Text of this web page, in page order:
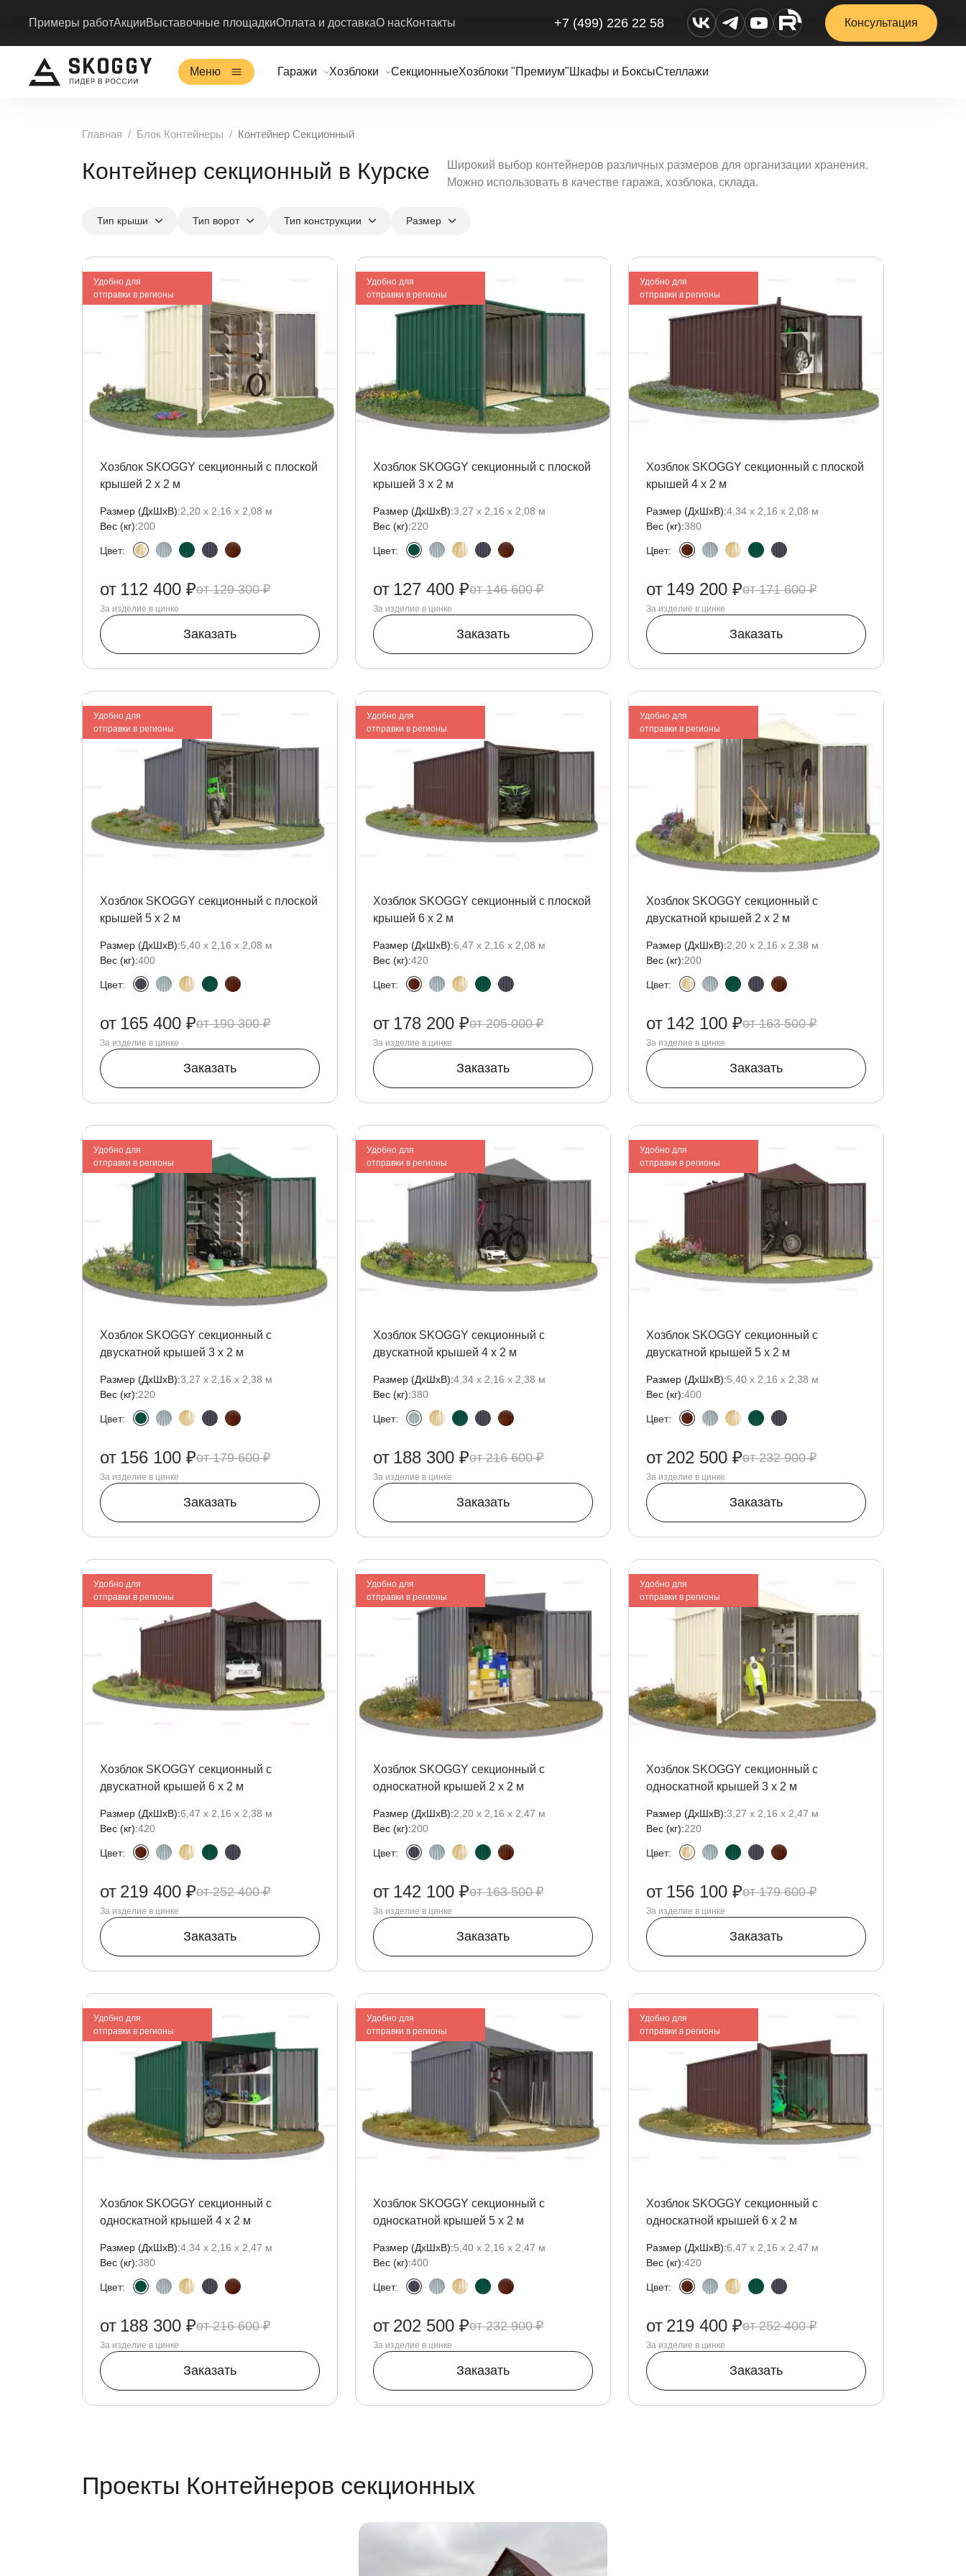
Примеры работАкцииВыставочные площадкиОплата и доставкаО насКонтакты +7 (499) 226 22 58 Консультация
Меню Гаражи Хозблоки СекционныеХозблоки "Премиум" Шкафы и БоксыСтеллажи
Главная Блок Контейнеры Контейнер Секционный
Контейнер секционный в Курске
Широкий выбор контейнеров различных размеров для организации хранения.
Можно использовать в качестве гаража, хозблока, склада.
Тип крыши Тип ворот Тип конструкции Размер
Удобно для
отправки в регионы
Хозблок SKOGGY секционный с плоской
крышей 2 х 2 м
Размер (ДxШxВ):2,20 х 2,16 х 2,08 м
Вес (кг):200
Цвет:
129 300 ₽
от 112 400 ₽
За изделие в цинке
Заказать
Удобно для
отправки в регионы
Хозблок SKOGGY секционный с плоской
крышей 3 х 2 м
Размер (ДxШxВ):3,27 х 2,16 х 2,08 м
Вес (кг):220
Цвет:
146 600 ₽
от 127 400 ₽
За изделие в цинке
Заказать
Удобно для
отправки в регионы
Хозблок SKOGGY секционный с плоской
крышей 4 х 2 м
Размер (ДxШxВ):4,34 х 2,16 х 2,08 м
Вес (кг):380
Цвет:
171 600 ₽
от 149 200 ₽
За изделие в цинке
Заказать
Удобно для
отправки в регионы
Хозблок SKOGGY секционный с плоской
крышей 5 х 2 м
Размер (ДxШxВ):5,40 х 2,16 х 2,08 м
Вес (кг):400
Цвет:
190 300 ₽
от 165 400 ₽
За изделие в цинке
Заказать
Удобно для
отправки в регионы
Хозблок SKOGGY секционный с плоской
крышей 6 х 2 м
Размер (ДxШxВ):6,47 х 2,16 х 2,08 м
Вес (кг):420
Цвет:
205 000 ₽
от 178 200 ₽
За изделие в цинке
Заказать
Удобно для
отправки в регионы
Хозблок SKOGGY секционный с
двускатной крышей 2 х 2 м
Размер (ДxШxВ):2,20 х 2,16 х 2,38 м
Вес (кг):200
Цвет:
163 500 ₽
от 142 100 ₽
За изделие в цинке
Заказать
Удобно для
отправки в регионы
Хозблок SKOGGY секционный с
двускатной крышей 3 х 2 м
Размер (ДxШxВ):3,27 х 2,16 х 2,38 м
Вес (кг):220
Цвет:
179 600 ₽
от 156 100 ₽
За изделие в цинке
Заказать
Удобно для
отправки в регионы
Хозблок SKOGGY секционный с
двускатной крышей 4 х 2 м
Размер (ДxШxВ):4,34 х 2,16 х 2,38 м
Вес (кг):380
Цвет:
216 600 ₽
от 188 300 ₽
За изделие в цинке
Заказать
Удобно для
отправки в регионы
Хозблок SKOGGY секционный с
двускатной крышей 5 х 2 м
Размер (ДxШxВ):5,40 х 2,16 х 2,38 м
Вес (кг):400
Цвет:
232 900 ₽
от 202 500 ₽
За изделие в цинке
Заказать
Удобно для
отправки в регионы
Хозблок SKOGGY секционный с
двускатной крышей 6 х 2 м
Размер (ДxШxВ):6,47 х 2,16 х 2,38 м
Вес (кг):420
Цвет:
252 400 ₽
от 219 400 ₽
За изделие в цинке
Заказать
Удобно для
отправки в регионы
Хозблок SKOGGY секционный с
односкатной крышей 2 х 2 м
Размер (ДxШxВ):2,20 х 2,16 х 2,47 м
Вес (кг):200
Цвет:
163 500 ₽
от 142 100 ₽
За изделие в цинке
Заказать
Удобно для
отправки в регионы
Хозблок SKOGGY секционный с
односкатной крышей 3 х 2 м
Размер (ДxШxВ):3,27 х 2,16 х 2,47 м
Вес (кг):220
Цвет:
179 600 ₽
от 156 100 ₽
За изделие в цинке
Заказать
Удобно для
отправки в регионы
Хозблок SKOGGY секционный с
односкатной крышей 4 х 2 м
Размер (ДxШxВ):4,34 х 2,16 х 2,47 м
Вес (кг):380
Цвет:
216 600 ₽
от 188 300 ₽
За изделие в цинке
Заказать
Удобно для
отправки в регионы
Хозблок SKOGGY секционный с
односкатной крышей 5 х 2 м
Размер (ДxШxВ):5,40 х 2,16 х 2,47 м
Вес (кг):400
Цвет:
232 900 ₽
от 202 500 ₽
За изделие в цинке
Заказать
Удобно для
отправки в регионы
Хозблок SKOGGY секционный с
односкатной крышей 6 х 2 м
Размер (ДxШxВ):6,47 х 2,16 х 2,47 м
Вес (кг):420
Цвет:
252 400 ₽
от 219 400 ₽
За изделие в цинке
Заказать
Проекты Контейнеров секционных